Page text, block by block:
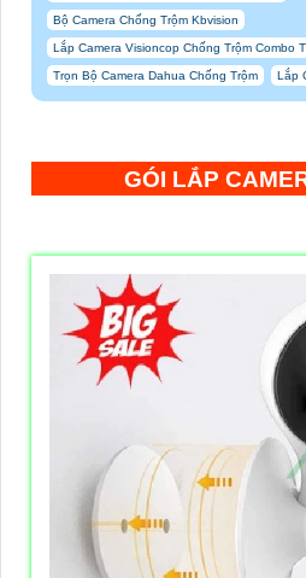
Bộ Camera Chống Trộm Kbvision
Lắp Camera Visioncop Chống Trộm Combo
Trọn Bộ Camera Dahua Chống Trộm Lắp
GÓI LẮP